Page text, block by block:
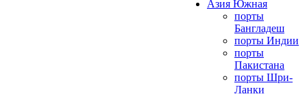
Азия Южная
порты
Бангладеш
порты Индии
порты
Пакистана
порты Шри-
Ланки